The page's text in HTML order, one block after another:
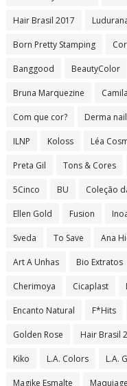
Hair Brasil 2017
Born Pretty Stamping
Banggood BeautyColor
Bruna Marquezine
Com que cor? Derma nail
ILNP Koloss Léa
Preta Gil Tons & Cores
5Cinco BU Coleção
Ellen Gold Fusion
Sveda To Save Ana
Art A Unhas Bio Extratos
Cherimoya Cicaplast
Encanto Natural F*Hits
Golden Rose Hair Brasil
Kiko L.A. Colors L.A.
Magike Esmalte